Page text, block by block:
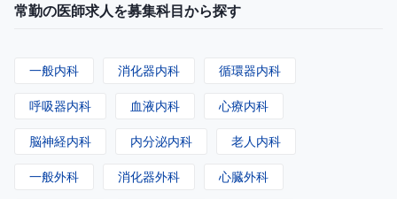
常勤の医師求人を募集科目から探す
一般内科 消化器内科 循環器内科
呼吸器内科 血液内科 心療内科
脳神経内科 内分泌内科 老人内科
一般外科 消化器外科 心臓外科